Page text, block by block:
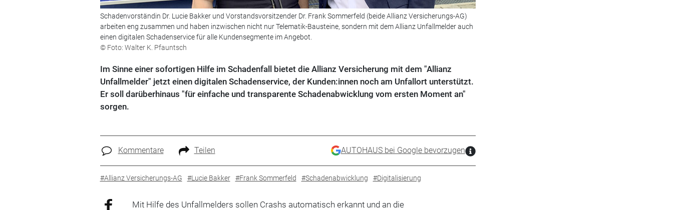
Schadenvorständin Dr. Lucie Bakker und Vorstandsvorsitzender Dr. Frank Sommerfeld (beide Allianz Versicherungs-AG)
arbeiten eng zusammen und haben inzwischen nicht nur Telematik-Bausteine, sondern mit dem Allianz Unfallmelder auch
einen digitalen Schadenservice für alle Kundensegmente im Angebot.
© Foto: Walter K. Pfauntsch
Im Sinne einer sofortigen Hilfe im Schadenfall bietet die Allianz Versicherung mit dem "Allianz
Unfallmelder" jetzt einen digitalen Schadenservice, der Kunden:innen noch am Unfallort unterstützt.
Er soll darüberhinaus "für einfache und transparente Schadenabwicklung vom ersten Moment an"
sorgen.
Kommentare Teilen AUTOHAUS bei Google bevorzugen
#Allianz Versicherungs-AG #Lucie Bakker #Frank Sommerfeld #Schadenabwicklung #Digitalisierung
Mit Hilfe des Unfallmelders sollen Crashs automatisch erkannt und an die